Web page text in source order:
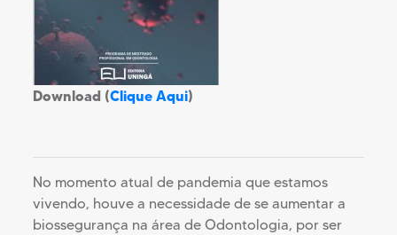
Download (Clique Aqui)
No momento atual de pandemia que estamos
vivendo, houve a necessidade de se aumentar a
biossegurança na área de Odontologia, por ser